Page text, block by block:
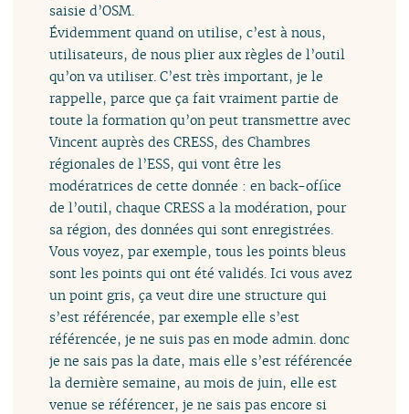
saisie d’OSM.
Évidemment quand on utilise, c’est à nous,
utilisateurs, de nous plier aux règles de l’outil
qu’on va utiliser. C’est très important, je le
rappelle, parce que ça fait vraiment partie de
toute la formation qu’on peut transmettre avec
Vincent auprès des CRESS, des Chambres
régionales de l’ESS, qui vont être les
modératrices de cette donnée : en back-office
de l’outil, chaque CRESS a la modération, pour
sa région, des données qui sont enregistrées.
Vous voyez, par exemple, tous les points bleus
sont les points qui ont été validés. Ici vous avez
un point gris, ça veut dire une structure qui
s’est référencée, par exemple elle s’est
référencée, je ne suis pas en mode admin. donc
je ne sais pas la date, mais elle s’est référencée
la dernière semaine, au mois de juin, elle est
venue se référencer, je ne sais pas encore si